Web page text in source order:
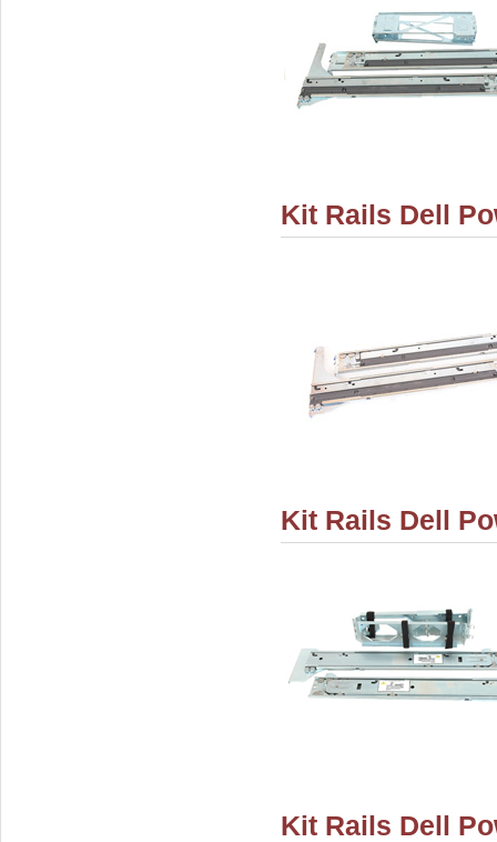
Kit Rails Dell
Kit Rails Dell
Kit Rails Dell